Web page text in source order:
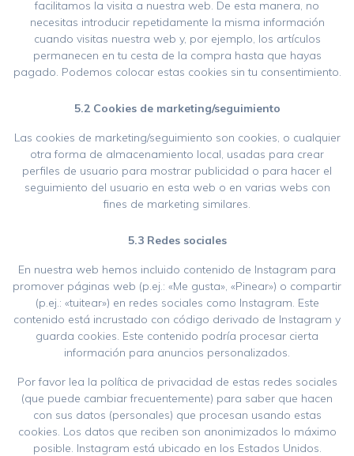
facilitamos la visita a nuestra web. De esta manera, no
necesitas introducir repetidamente la misma información
cuando visitas nuestra web y, por ejemplo, los artículos
permanecen en tu cesta de la compra hasta que hayas
pagado. Podemos colocar estas cookies sin tu consentimiento.
5.2 Cookies de marketing/seguimiento
Las cookies de marketing/seguimiento son cookies, o cualquier
otra forma de almacenamiento local, usadas para crear
perfiles de usuario para mostrar publicidad o para hacer el
seguimiento del usuario en esta web o en varias webs con
fines de marketing similares.
5.3 Redes sociales
En nuestra web hemos incluido contenido de Instagram para
promover páginas web (p.ej.: «Me gusta», «Pinear») o compartir
(p.ej.: «tuitear») en redes sociales como Instagram. Este
contenido está incrustado con código derivado de Instagram y
guarda cookies. Este contenido podría procesar cierta
información para anuncios personalizados.
Por favor lea la política de privacidad de estas redes sociales
(que puede cambiar frecuentemente) para saber que hacen
con sus datos (personales) que procesan usando estas
cookies. Los datos que reciben son anonimizados lo máximo
posible. Instagram está ubicado en los Estados Unidos.